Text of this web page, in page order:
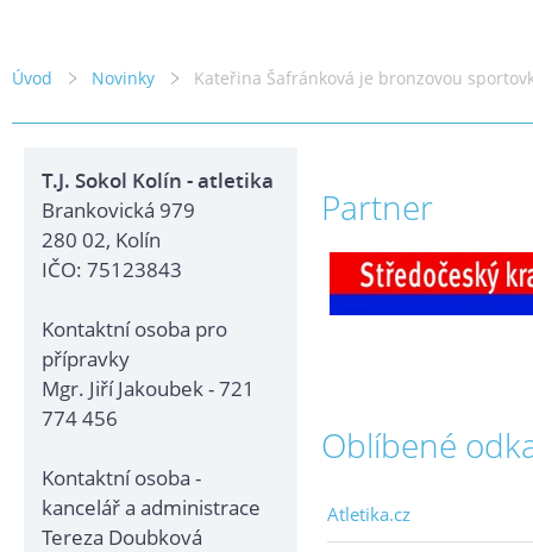
Úvod Novinky Kateřina Šafránková je bronzovou
T.J. Sokol Kolín - atletika
Brankovická 979
280 02, Kolín
IČO: 75123843
Kontaktní osoba pro
přípravky
Mgr. Jiří Jakoubek - 721
774 456
Kontaktní osoba -
kancelář a administrace
Tereza Doubková
Partner
Oblíbené
Atletika.cz